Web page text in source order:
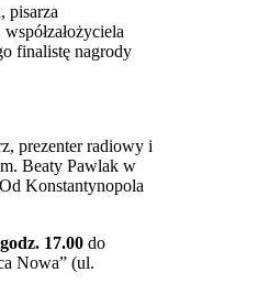
pisarza
finalistę nagrody
prezenter radiowy i
Beaty Pawlak w
Konstantynopola
17.00 do
Nowa” (ul.